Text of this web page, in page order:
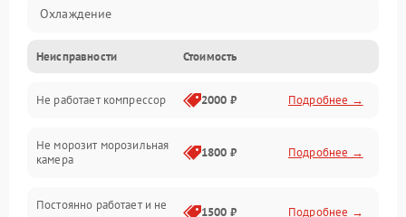
Охлаждение
Механика
Электропитание
Дренаж
Неисправности Стоимость
Не работает компрессор 2000 ₽ Подробнее →
Не морозит морозильная
камера
1800 ₽ Подробнее →
Постоянно работает и не
1500 ₽ Подробнее →